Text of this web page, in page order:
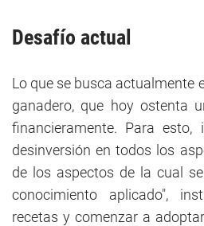
Desafío actual
Lo que se busca actualmente
ganadero, que hoy ostenta
financieramente. Para esto,
desinversión en todos los
de los aspectos de la cual
conocimiento aplicado",
recetas y comenzar a